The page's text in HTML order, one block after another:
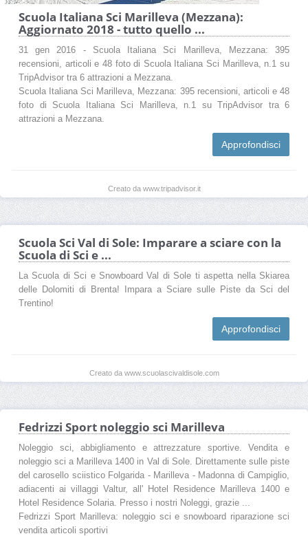
Scuola Italiana Sci Marilleva (Mezzana):
Aggiornato 2018 - tutto quello ...
31 gen 2016 - Scuola Italiana Sci Marilleva, Mezzana: 395
recensioni, articoli e 48 foto di Scuola Italiana Sci Marilleva, n.1 su
TripAdvisor tra 6 attrazioni a Mezzana.
Scuola Italiana Sci Marilleva, Mezzana: 395 recensioni, articoli e 48
foto di Scuola Italiana Sci Marilleva, n.1 su TripAdvisor tra 6
attrazioni a Mezzana.
Approfondisci
Creato da www.tripadvisor.it
Scuola Sci Val di Sole: Imparare a sciare con la
Scuola di Sci e ...
La Scuola di Sci e Snowboard Val di Sole ti aspetta nella Skiarea
delle Dolomiti di Brenta! Impara a Sciare sulle Piste da Sci del
Trentino!
Approfondisci
Creato da www.scuolascivaldisole.com
Fedrizzi Sport noleggio sci Marilleva
Noleggio sci, abbigliamento e attrezzature sportive. Vendita e
noleggio sci a Marilleva 1400 in Val di Sole. Direttamente sulle piste
del carosello sciistico Folgarida - Marilleva - Madonna di Campiglio,
adiacenti ai villaggi Valtur, all' Hotel Residence Marilleva 1400 e
Hotel Residence Solaria. Presso i nostri Noleggi, grazie ...
Fedrizzi Sport Marilleva: noleggio sci e snowboard riparazione sci
vendita articoli sportivi